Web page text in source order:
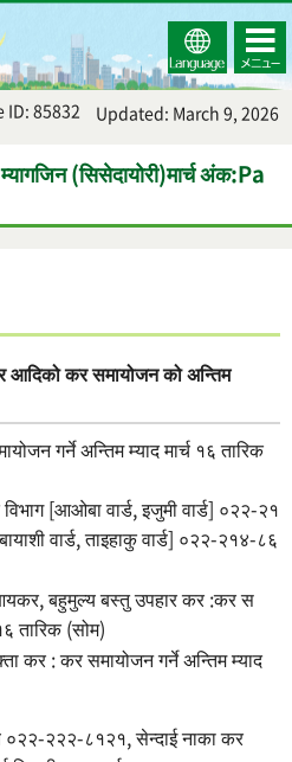
Select
Language
コンテ
ンツメ
ニュー
ID: 85832 Updated: March 9, 2026
(सिसेदायोरी)मार्च अंक:Pa
कर समायोजन को अन्तिम
गर्ने अन्तिम म्याद मार्च १६ तारिक
[आओबा वार्ड, इजुमी वार्ड] ०२२-२१
वार्ड, ताइहाकु वार्ड] ०२२-२१४-८६
बहुमुल्य बस्तु उपहार कर :कर स
तारिक (सोम)
कर : कर समायोजन गर्ने अन्तिम म्याद
०२२-२२२-८१२१, सेन्दाई नाका कर